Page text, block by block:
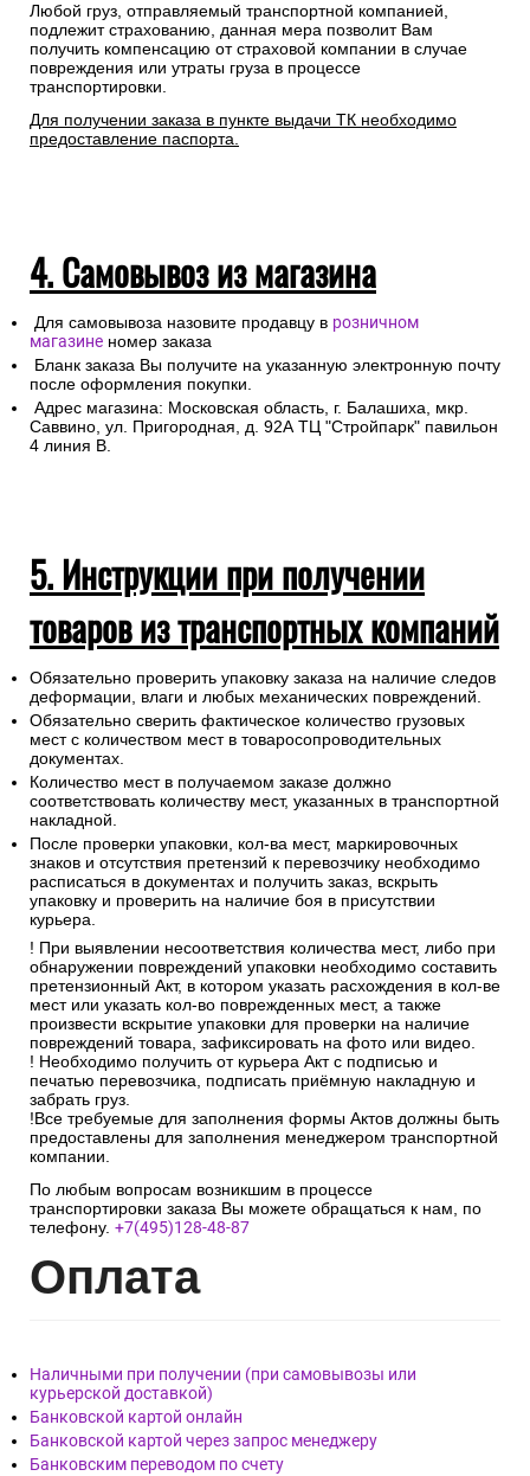
Любой груз, отправляемый транспортной компанией,
подлежит страхованию, данная мера позволит Вам
получить компенсацию от страховой компании в случае
повреждения или утраты груза в процессе
транспортировки.
Для получении заказа в пункте выдачи ТК необходимо
предоставление паспорта.
4. Самовывоз из магазина
Для самовывоза назовите продавцу в розничном
магазине номер заказа
Бланк заказа Вы получите на указанную электронную почту
после оформления покупки.
Адрес магазина: Московская область, г. Балашиха, мкр.
Саввино, ул. Пригородная, д. 92А ТЦ "Стройпарк" павильон
4 линия В.
5. Инструкции при получении
товаров из транспортных компаний
Обязательно проверить упаковку заказа на наличие следов
деформации, влаги и любых механических повреждений.
Обязательно сверить фактическое количество грузовых
мест с количеством мест в товаросопроводительных
документах.
Количество мест в получаемом заказе должно
соответствовать количеству мест, указанных в транспортной
накладной.
После проверки упаковки, кол-ва мест, маркировочных
знаков и отсутствия претензий к перевозчику необходимо
расписаться в документах и получить заказ, вскрыть
упаковку и проверить на наличие боя в присутствии
курьера.
! При выявлении несоответствия количества мест, либо при
обнаружении повреждений упаковки необходимо составить
претензионный Акт, в котором указать расхождения в кол-ве
мест или указать кол-во поврежденных мест, а также
произвести вскрытие упаковки для проверки на наличие
повреждений товара, зафиксировать на фото или видео.
! Необходимо получить от курьера Акт с подписью и
печатью перевозчика, подписать приёмную накладную и
забрать груз.
!Все требуемые для заполнения формы Актов должны быть
предоставлены для заполнения менеджером транспортной
компании.
По любым вопросам возникшим в процессе
транспортировки заказа Вы можете обращаться к нам, по
телефону. +7(495)128-48-87
Оплата
Наличными при получении (при самовывозы или
курьерской доставкой)
Банковской картой онлайн
Банковской картой через запрос менеджеру
Банковским переводом по счету